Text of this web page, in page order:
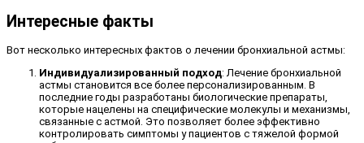
Интересные факты
Вот несколько интересных фактов о лечении бронхиальной астмы:
Индивидуализированный подход: Лечение бронхиальной
астмы становится все более персонализированным. В
последние годы разработаны биологические препараты,
которые нацелены на специфические молекулы и механизмы,
связанные с астмой. Это позволяет более эффективно
контролировать симптомы у пациентов с тяжелой формой